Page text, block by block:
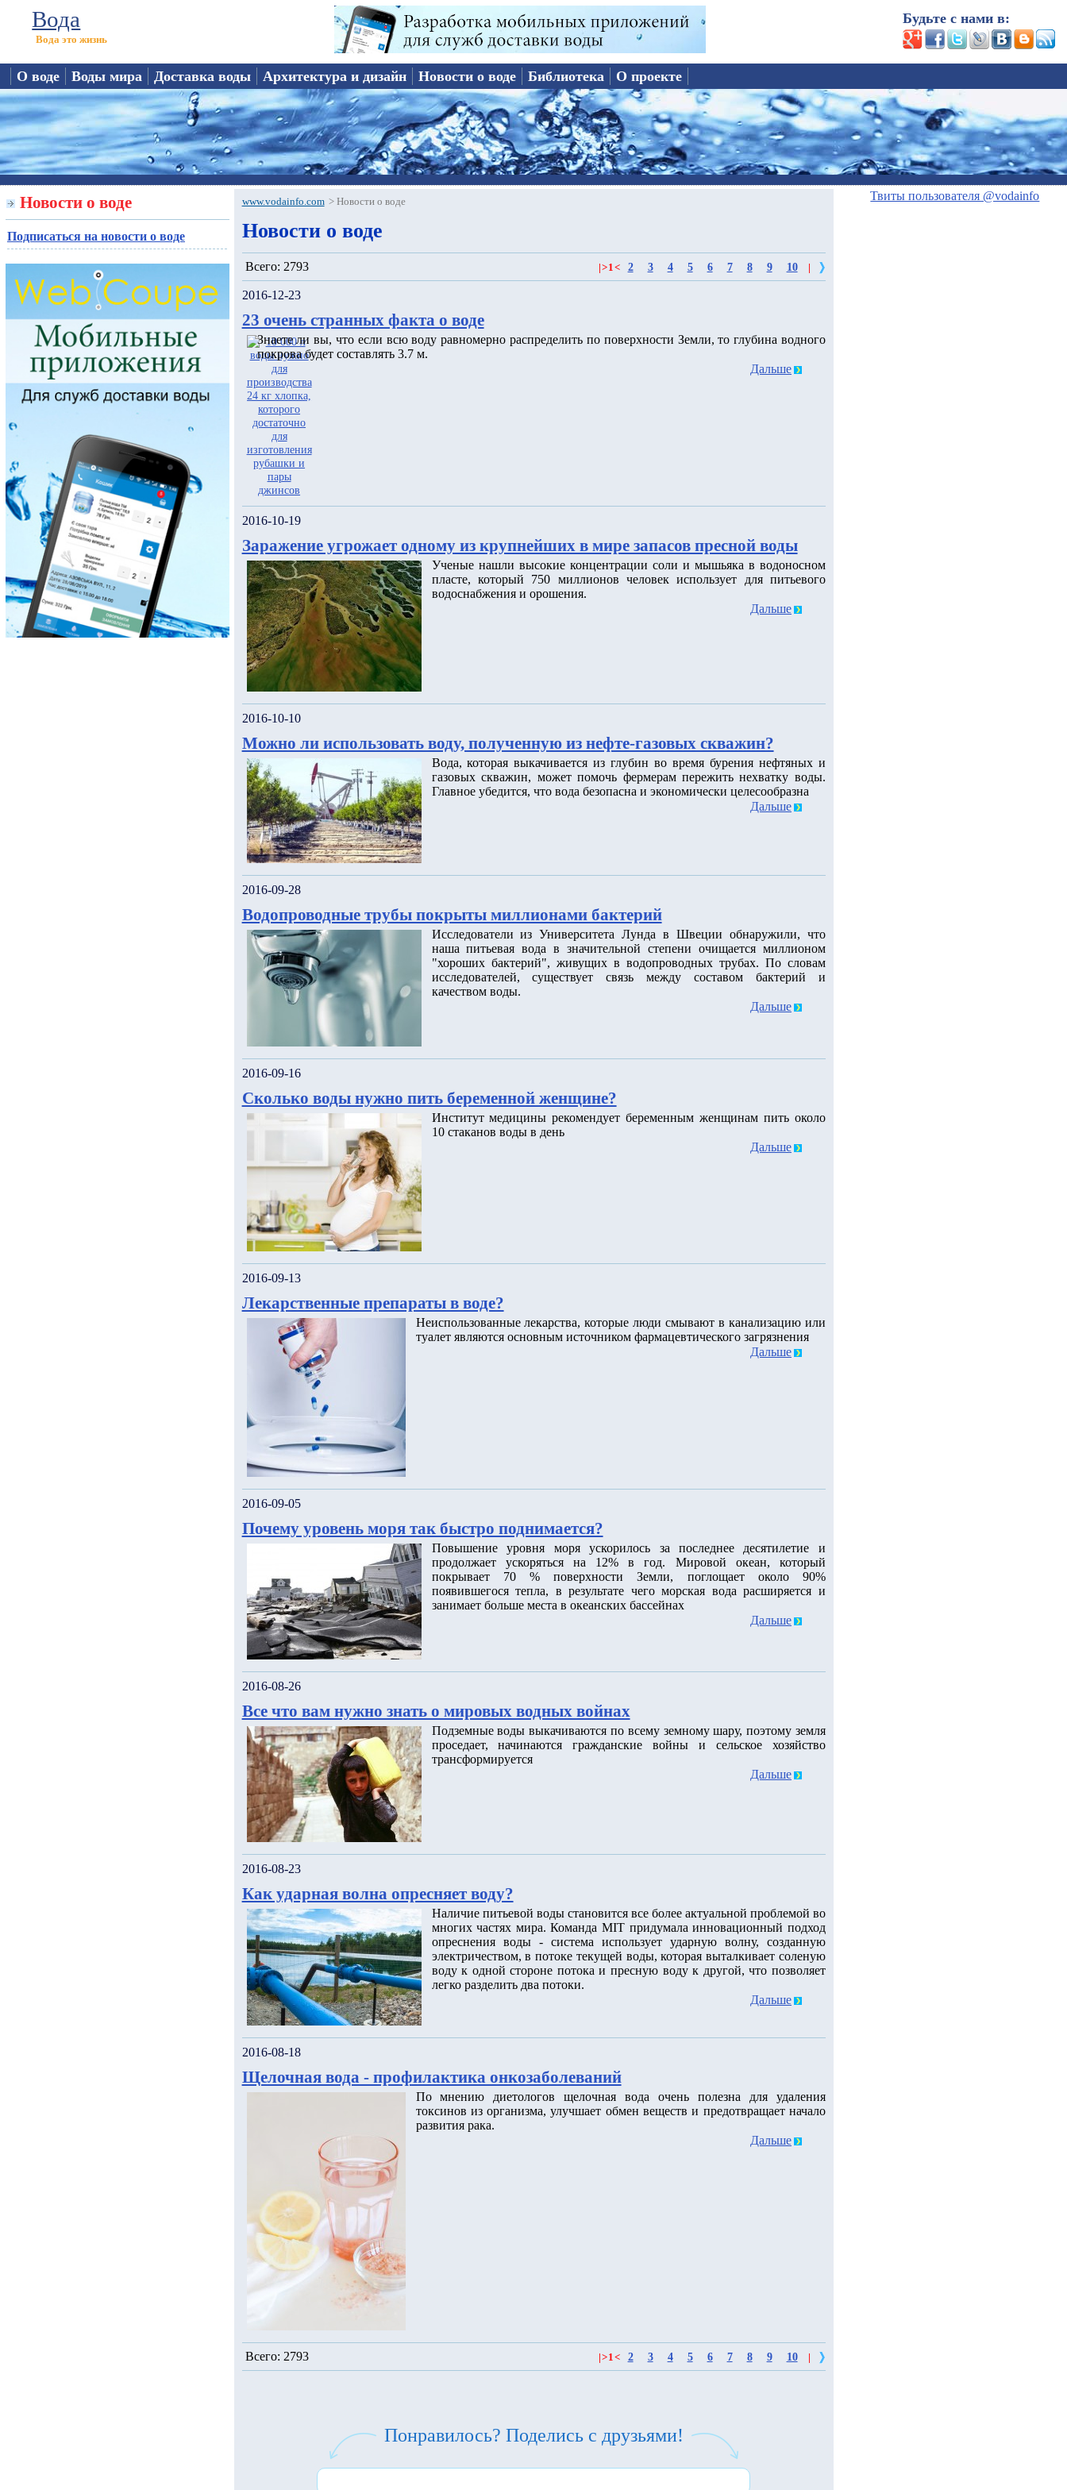
Вода
Вода это жизнь
Будьте с нами в:
О воде Воды мира Доставка воды Архитектура и дизайн Новости о воде Библиотека О проекте
Новости о воде
Подписаться на новости о воде
www.vodainfo.com > Новости о воде
Новости о воде
Всего: 2793 >1< 2 3 4 5 6 7 8 9 10
2016-12-23
23 очень странных факта о воде
Знаете ли вы, что если всю воду равномерно распределить по поверхности Земли, то глубина водного
покрова будет составлять 3.7 м.
Дальше
2016-10-19
Заражение угрожает одному из крупнейших в мире запасов пресной воды
Ученые нашли высокие концентрации соли и мышьяка в водоносном
пласте, который 750 миллионов человек использует для питьевого
водоснабжения и орошения.
Дальше
2016-10-10
Можно ли использовать воду, полученную из нефте-газовых скважин?
Вода, которая выкачивается из глубин во время бурения нефтяных и
газовых скважин, может помочь фермерам пережить нехватку воды.
Главное убедится, что вода безопасна и экономически целесообразна
Дальше
2016-09-28
Водопроводные трубы покрыты миллионами бактерий
Исследователи из Университета Лунда в Швеции обнаружили, что
наша питьевая вода в значительной степени очищается миллионом
"хороших бактерий", живущих в водопроводных трубах. По словам
исследователей, существует связь между составом бактерий и
качеством воды.
Дальше
2016-09-16
Сколько воды нужно пить беременной женщине?
Институт медицины рекомендует беременным женщинам пить около
10 стаканов воды в день
Дальше
2016-09-13
Лекарственные препараты в воде?
Неиспользованные лекарства, которые люди смывают в канализацию или
туалет являются основным источником фармацевтического загрязнения
Дальше
2016-09-05
Почему уровень моря так быстро поднимается?
Повышение уровня моря ускорилось за последнее десятилетие и
продолжает ускоряться на 12% в год. Мировой океан, который
покрывает 70 % поверхности Земли, поглощает около 90%
появившегося тепла, в результате чего морская вода расширяется и
занимает больше места в океанских бассейнах
Дальше
2016-08-26
Все что вам нужно знать о мировых водных войнах
Подземные воды выкачиваются по всему земному шару, поэтому земля
проседает, начинаются гражданские войны и сельское хозяйство
трансформируется
Дальше
2016-08-23
Как ударная волна опресняет воду?
Наличие питьевой воды становится все более актуальной проблемой во
многих частях мира. Команда MIT придумала инновационный подход
опреснения воды - система использует ударную волну, созданную
электричеством, в потоке текущей воды, которая выталкивает соленую
воду к одной стороне потока и пресную воду к другой, что позволяет
легко разделить два потоки.
Дальше
2016-08-18
Щелочная вода - профилактика онкозаболеваний
По мнению диетологов щелочная вода очень полезна для удаления
токсинов из организма, улучшает обмен веществ и предотвращает начало
развития рака.
Дальше
Всего: 2793 >1< 2 3 4 5 6 7 8 9 10
Понравилось? Поделись с друзьями!
Твиты пользователя @vodainfo